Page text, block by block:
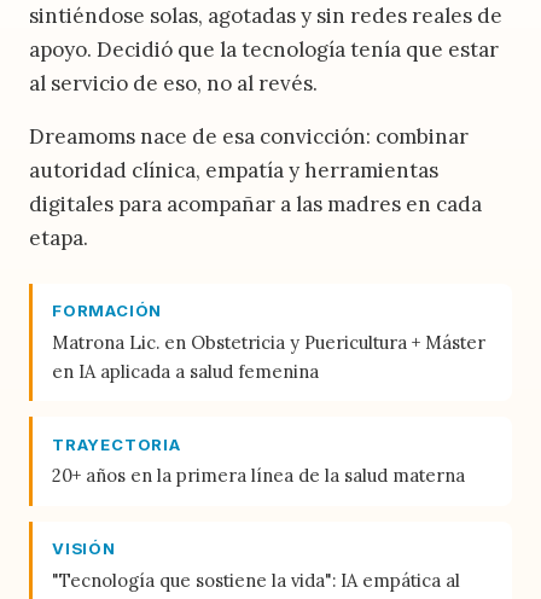
sintiéndose solas, agotadas y sin redes reales de
apoyo. Decidió que la tecnología tenía que estar
al servicio de eso, no al revés.
Dreamoms nace de esa convicción: combinar
autoridad clínica, empatía y herramientas
digitales para acompañar a las madres en cada
etapa.
FORMACIÓN
Matrona Lic. en Obstetricia y Puericultura + Máster
en IA aplicada a salud femenina
TRAYECTORIA
20+ años en la primera línea de la salud materna
VISIÓN
"Tecnología que sostiene la vida": IA empática al